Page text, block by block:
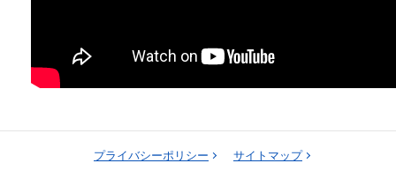
プライバシーポリシー サイトマップ